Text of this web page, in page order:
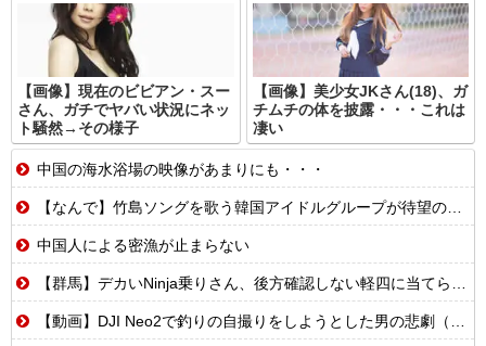
【画像】現在のビビアン・スー
さん、ガチでヤバい状況にネッ
ト騒然→その様子
【画像】美少女JKさん(18)、ガ
チムチの体を披露・・・これは
凄い
中国の海水浴場の映像があまりにも・・・
【なんで】竹島ソングを歌う韓国アイドルグループが待望の日本デビュー
中国人による密漁が止まらない
【群馬】デカいNinja乗りさん、後方確認しない軽四に当てられてしまう。
【動画】DJI Neo2で釣りの自撮りをしようとした男の悲劇（ノ∇`）